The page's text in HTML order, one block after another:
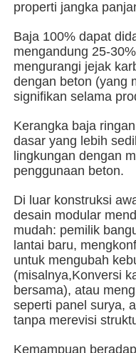
Tentang kita
Wisata pabrik
Kontrol kualitas
Hubungi kami
Berita
Semua Kasus
Quote request suatu
properti jangka
Baja 100% dapat
mengandung 25-
mengurangi jejak
dengan beton (yang
signifikan selama
Kerangka baja
dasar yang lebih
lingkungan dengan
penggunaan beton.
Di luar konstruksi
desain modular
mudah: pemilik
lantai baru,
untuk mengubah
(misalnya,Konversi
bersama), atau
seperti panel surya,
tanpa merevisi
Kemampuan